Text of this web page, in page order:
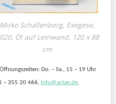
Mirko Schallenberg, Exegese,
Öl auf Leinwand, 120 x 88
cm
Öffnungszeiten: Do. – Sa., 15 – 19 Uhr
– 355 20 466, info@artae.de,